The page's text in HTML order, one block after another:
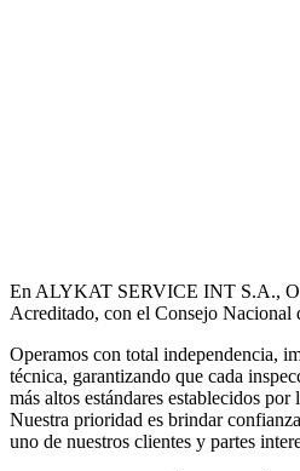
En ALYKAT SERVICE INT S.A.,
Acreditado, con el Consejo Nacional
Operamos con total independencia,
técnica, garantizando que cada
más altos estándares establecidos por
Nuestra prioridad es brindar
uno de nuestros clientes y partes